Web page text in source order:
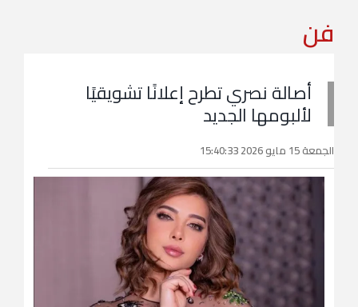
فن
أصالة نصري تطرح إعلانًا تشويقيًا
لألبومها الجديد
الجمعة 15 مايو 2026 15:40:33